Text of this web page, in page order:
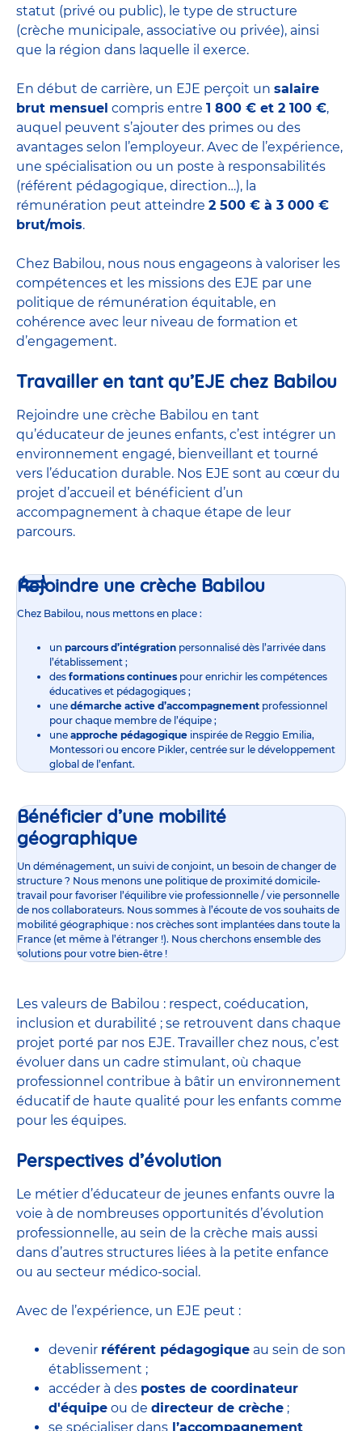
statut (privé ou public), le type de structure
(crèche municipale, associative ou privée), ainsi
que la région dans laquelle il exerce.
En début de carrière, un EJE perçoit un salaire
brut mensuel compris entre 1 800 € et 2 100 €,
auquel peuvent s’ajouter des primes ou des
avantages selon l’employeur. Avec de l’expérience,
une spécialisation ou un poste à responsabilités
(référent pédagogique, direction…), la
rémunération peut atteindre 2 500 € à 3 000 €
brut/mois.
Chez Babilou, nous nous engageons à valoriser les
compétences et les missions des EJE par une
politique de rémunération équitable, en
cohérence avec leur niveau de formation et
d’engagement.
Travailler en tant qu’EJE chez Babilou
Rejoindre une crèche Babilou en tant
qu’éducateur de jeunes enfants, c’est intégrer un
environnement engagé, bienveillant et tourné
vers l’éducation durable. Nos EJE sont au cœur du
projet d’accueil et bénéficient d’un
accompagnement à chaque étape de leur
parcours.
Rejoindre une crèche Babilou
Chez Babilou, nous mettons en place :
un parcours d’intégration personnalisé dès l’arrivée dans
l’établissement ;
des formations continues pour enrichir les compétences
éducatives et pédagogiques ;
une démarche active d’accompagnement professionnel
pour chaque membre de l’équipe ;
une approche pédagogique inspirée de Reggio Emilia,
Montessori ou encore Pikler, centrée sur le développement
global de l’enfant.
Bénéficier d’une mobilité
géographique
Un déménagement, un suivi de conjoint, un besoin de changer de
structure ? Nous menons une politique de proximité domicile-
travail pour favoriser l’équilibre vie professionnelle / vie personnelle
de nos collaborateurs. Nous sommes à l’écoute de vos souhaits de
mobilité géographique : nos crèches sont implantées dans toute la
France (et même à l’étranger !). Nous cherchons ensemble des
solutions pour votre bien-être !
Les valeurs de Babilou : respect, coéducation,
inclusion et durabilité ; se retrouvent dans chaque
projet porté par nos EJE. Travailler chez nous, c’est
évoluer dans un cadre stimulant, où chaque
professionnel contribue à bâtir un environnement
éducatif de haute qualité pour les enfants comme
pour les équipes.
Perspectives d’évolution
Le métier d’éducateur de jeunes enfants ouvre la
voie à de nombreuses opportunités d’évolution
professionnelle, au sein de la crèche mais aussi
dans d’autres structures liées à la petite enfance
ou au secteur médico-social.
Avec de l’expérience, un EJE peut :
devenir référent pédagogique au sein de son
établissement ;
accéder à des postes de coordinateur
d'équipe ou de directeur de crèche ;
se spécialiser dans l’accompagnement